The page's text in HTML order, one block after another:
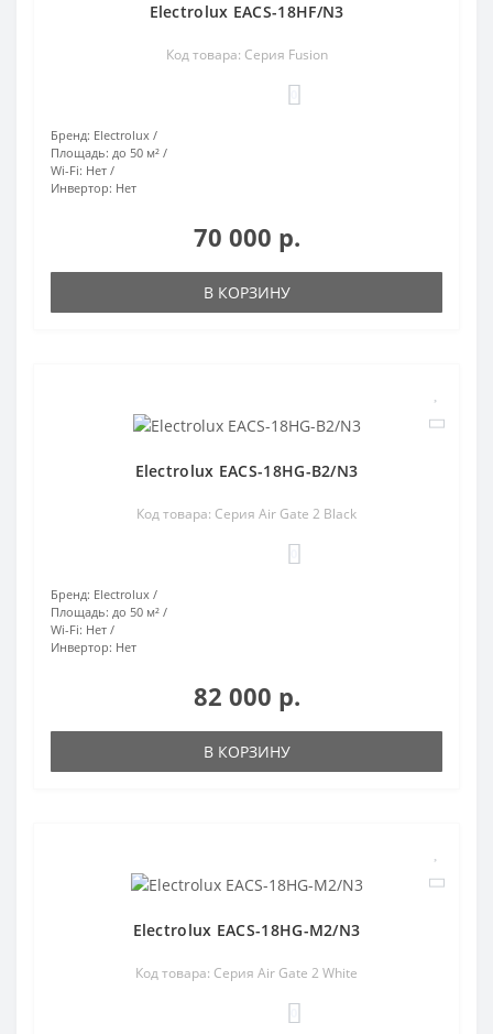
Electrolux EACS-18HF/N3
Код товара: Серия Fusion
Бренд: Electrolux
Площадь: до 50 м²
Wi-Fi: Нет
Инвертор: Нет
70 000 р.
В КОРЗИНУ
Electrolux EACS-18HG-B2/N3
Код товара: Серия Air Gate 2 Black
Бренд: Electrolux
Площадь: до 50 м²
Wi-Fi: Нет
Инвертор: Нет
82 000 р.
В КОРЗИНУ
Electrolux EACS-18HG-M2/N3
Код товара: Серия Air Gate 2 White